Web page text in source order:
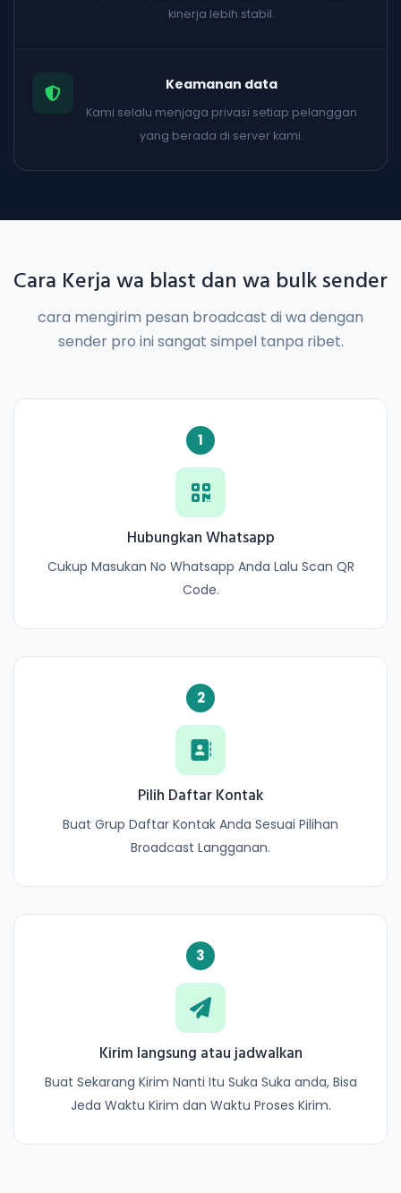
kinerja lebih stabil.
Keamanan data
Kami selalu menjaga privasi setiap pelanggan
yang berada di server kami.
Cara Kerja wa blast dan wa bulk sender
cara mengirim pesan broadcast di wa dengan
sender pro ini sangat simpel tanpa ribet.
1
Hubungkan Whatsapp
Cukup Masukan No Whatsapp Anda Lalu Scan QR
Code.
2
Pilih Daftar Kontak
Buat Grup Daftar Kontak Anda Sesuai Pilihan
Broadcast Langganan.
3
Kirim langsung atau jadwalkan
Buat Sekarang Kirim Nanti Itu Suka Suka anda, Bisa
Jeda Waktu Kirim dan Waktu Proses Kirim.